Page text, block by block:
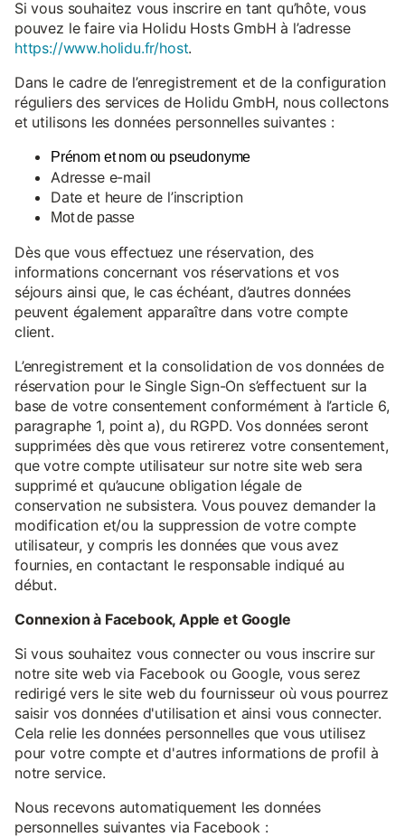
Si vous souhaitez vous inscrire en tant qu’hôte, vous
pouvez le faire via Holidu Hosts GmbH à l’adresse
https://www.holidu.fr/host.
Dans le cadre de l’enregistrement et de la configuration
réguliers des services de Holidu GmbH, nous collectons
et utilisons les données personnelles suivantes :
Prénom et nom ou pseudonyme
Adresse e-mail
Date et heure de l’inscription
Mot de passe
Dès que vous effectuez une réservation, des
informations concernant vos réservations et vos
séjours ainsi que, le cas échéant, d’autres données
peuvent également apparaître dans votre compte
client.
L’enregistrement et la consolidation de vos données de
réservation pour le Single Sign-On s’effectuent sur la
base de votre consentement conformément à l’article 6,
paragraphe 1, point a), du RGPD. Vos données seront
supprimées dès que vous retirerez votre consentement,
que votre compte utilisateur sur notre site web sera
supprimé et qu’aucune obligation légale de
conservation ne subsistera. Vous pouvez demander la
modification et/ou la suppression de votre compte
utilisateur, y compris les données que vous avez
fournies, en contactant le responsable indiqué au
début.
Connexion à Facebook, Apple et Google
Si vous souhaitez vous connecter ou vous inscrire sur
notre site web via Facebook ou Google, vous serez
redirigé vers le site web du fournisseur où vous pourrez
saisir vos données d'utilisation et ainsi vous connecter.
Cela relie les données personnelles que vous utilisez
pour votre compte et d'autres informations de profil à
notre service.
Nous recevons automatiquement les données
personnelles suivantes via Facebook :